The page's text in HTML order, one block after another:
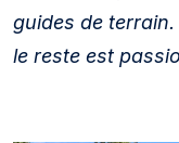
guides de terrain.
le reste est